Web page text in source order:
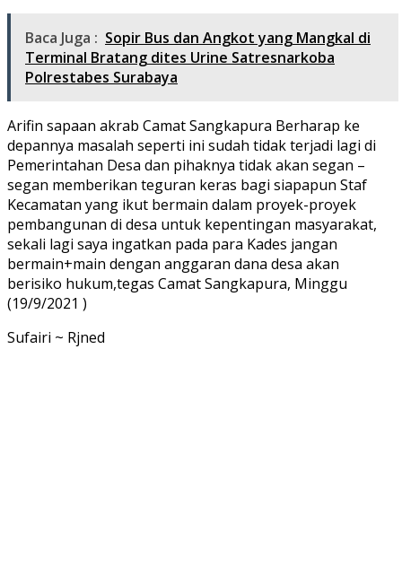
Baca Juga : Sopir Bus dan Angkot yang Mangkal di
Terminal Bratang dites Urine Satresnarkoba
Polrestabes Surabaya
Arifin sapaan akrab Camat Sangkapura Berharap ke
depannya masalah seperti ini sudah tidak terjadi lagi di
Pemerintahan Desa dan pihaknya tidak akan segan –
segan memberikan teguran keras bagi siapapun Staf
Kecamatan yang ikut bermain dalam proyek-proyek
pembangunan di desa untuk kepentingan masyarakat,
sekali lagi saya ingatkan pada para Kades jangan
bermain+main dengan anggaran dana desa akan
berisiko hukum,tegas Camat Sangkapura, Minggu
(19/9/2021 )
Sufairi ~ Rjned